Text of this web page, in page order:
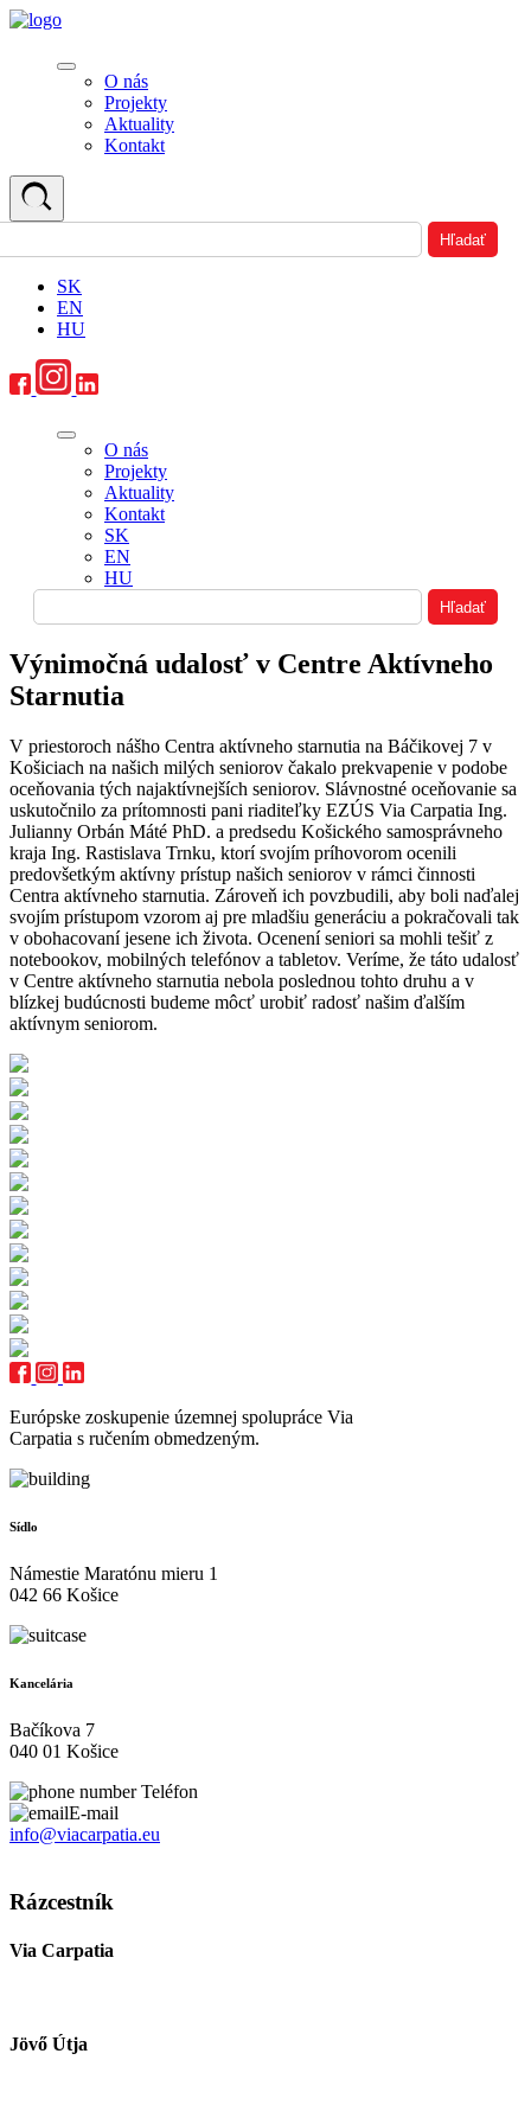
O nás
Projekty
Aktuality
Kontakt
SK
EN
HU
O nás
Projekty
Aktuality
Kontakt
SK
EN
HU
Výnimočná udalosť v Centre Aktívneho
Starnutia
V priestoroch nášho Centra aktívneho starnutia na Báčikovej 7 v
Košiciach na našich milých seniorov čakalo prekvapenie v podobe
oceňovania tých najaktívnejších seniorov. Slávnostné oceňovanie sa
uskutočnilo za prítomnosti pani riaditeľky EZÚS Via Carpatia Ing.
Julianny Orbán Máté PhD. a predsedu Košického samosprávneho
kraja Ing. Rastislava Trnku, ktorí svojím príhovorom ocenili
predovšetkým aktívny prístup našich seniorov v rámci činnosti
Centra aktívneho starnutia. Zároveň ich povzbudili, aby boli naďalej
svojím prístupom vzorom aj pre mladšiu generáciu a pokračovali tak
v obohacovaní jesene ich života. Ocenení seniori sa mohli tešiť z
notebookov, mobilných telefónov a tabletov. Veríme, že táto udalosť
v Centre aktívneho starnutia nebola poslednou tohto druhu a v
blízkej budúcnosti budeme môcť urobiť radosť našim ďalším
aktívnym seniorom.
Európske zoskupenie územnej spolupráce Via
Carpatia s ručením obmedzeným.
Sídlo
Námestie Maratónu mieru 1
042 66 Košice
Kancelária
Bačíkova 7
040 01 Košice
Teléfon
E-mail
info@viacarpatia.eu
Rázcestník
Via Carpatia
Jövő Útja